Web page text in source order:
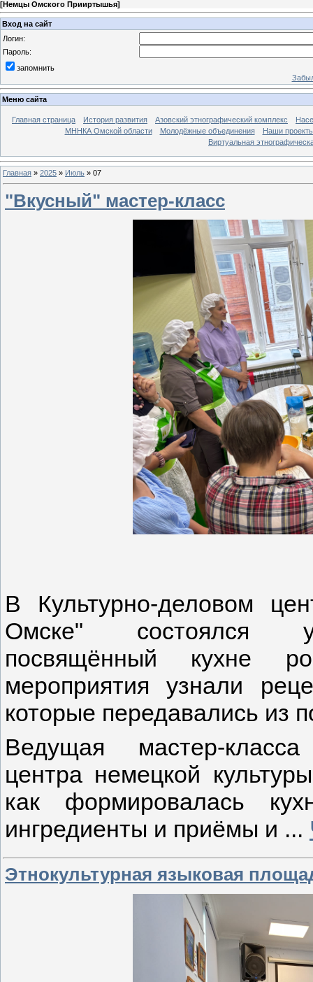
[Немцы Омского Прииртышья]
Вход на сайт
Логин:
Пароль:
запомнить
Меню сайта
Главная страница История развития Азовский этнографический комплекс
МННКА Омской области
Молодёжные объединения
Наши
Виртуальная
Главная » 2025 » Июль » 07
"Вкусный" мастер-класс
В Культурно-деловом
Омске" состоялся
посвящённый кухне
мероприятия узнали
которые передавались из
Ведущая мастер-класса
центра немецкой
как формировалась
ингредиенты и приёмы и ...
Этнокультурная языковая